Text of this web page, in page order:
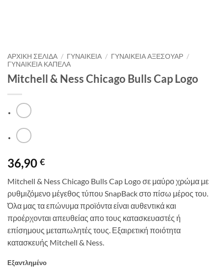
ΑΡΧΙΚΉ ΣΕΛΊΔΑ / ΓΥΝΑΙΚΕΙΑ / ΓΥΝΑΙΚΕΙΑ ΑΞΕΣΟΥΑΡ /
ΓΥΝΑΙΚΕΙΑ ΚΑΠΕΛΑ
Mitchell & Ness Chicago Bulls Cap Logo
36,90 €
Mitchell & Ness Chicago Bulls Cap Logo σε μαύρο χρώμα με
ρυθμιζόμενο μέγεθος τύπου SnapBack στο πίσω μέρος του.
Όλα μας τα επώνυμα προϊόντα είναι αυθεντικά και
προέρχονται απευθείας απο τους κατασκευαστές ή
επίσημους μεταπωλητές τους. Εξαιρετική ποιότητα
κατασκευής Mitchell & Ness.
Εξαντλημένο